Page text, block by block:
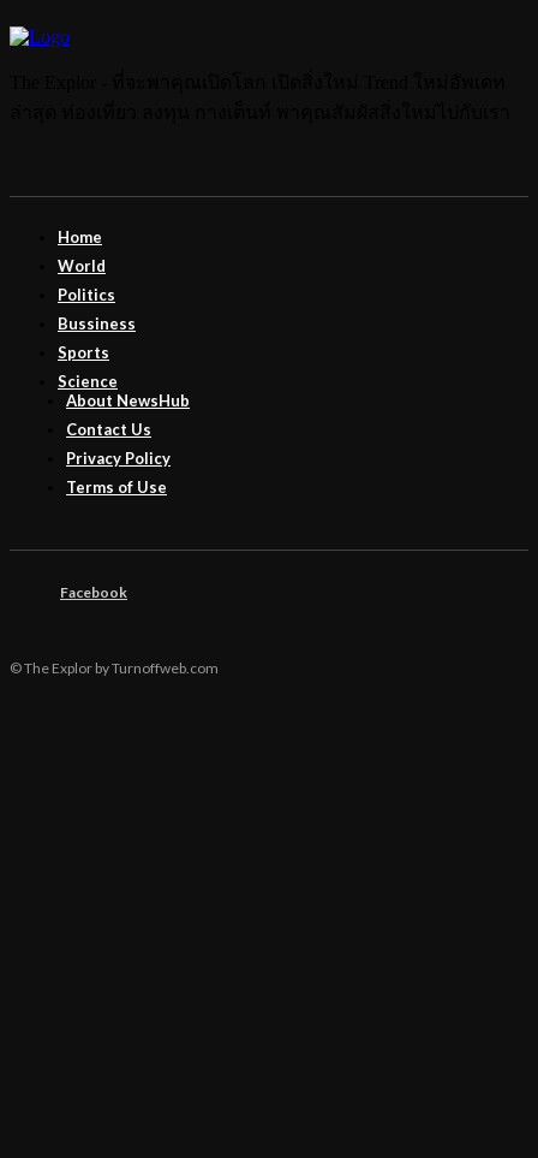
Home
World
Politics
Bussiness
Sports
Science
About NewsHub
Contact Us
Privacy Policy
Terms of Use
Facebook
© The Explor by Turnoffweb.com